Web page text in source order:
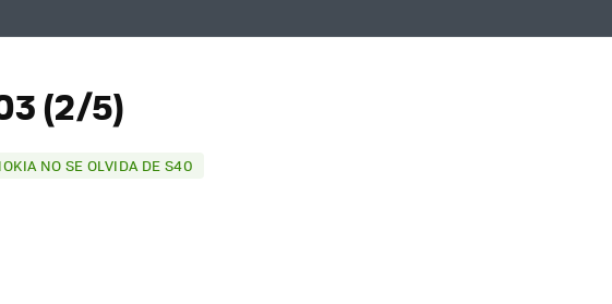
(2/5)
NO SE OLVIDA DE S40